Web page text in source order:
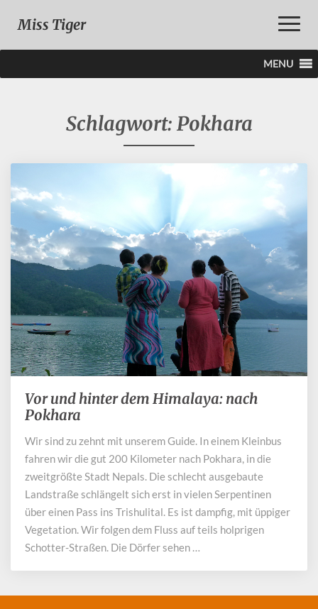
Toggle
Miss Tiger
MENU
Schlagwort: Pokhara
Vor
und
dem
Himalaya:
nach
Pokhara
Vor und hinter dem Himalaya: nach
Pokhara
Wir sind zu zehnt mit unserem Guide. In einem Kleinbus
fahren wir die gut 200 Kilometer nach Pokhara, in die
zweitgrößte Stadt Nepals. Die schlecht ausgebaute
Landstraße schlängelt sich erst in vielen Serpentinen
über einen Pass ins Trishulital. Es ist dampfig, mit üppiger
Vegetation. Wir folgen dem Fluss auf teils holprigen
Schotter-Straßen. Die Dörfer sehen …